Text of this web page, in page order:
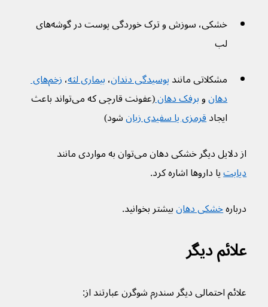
خشکی، سوزش و ترک خوردگی پوست در گوشه‌های
لب
مشکلاتی مانند پوسیدگی دندان، بیماری لثه،
زخم‌های
دهان و برفک دهان
(عفونت قارچی که می‌تواند باعث
ایجاد قرمزی یا سفیدی زبان شود)
از دلایل دیگر خشکی دهان می‌توان به مواردی مانند
دیابت یا داروها اشاره کرد.
درباره خشکی دهان بیشتر بخوانید.
علائم دیگر
علائم احتمالی دیگر سندرم شوگرن عبارتند از: